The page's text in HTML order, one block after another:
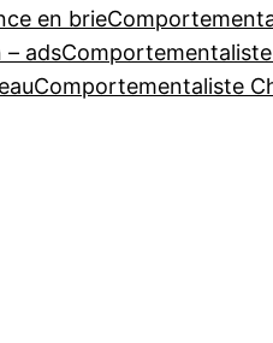
en brie
– ads
Comportementaliste